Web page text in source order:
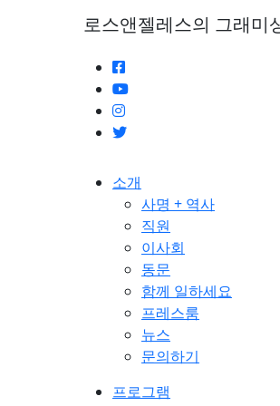
로스앤젤레스의 그래미
소개
사명 + 역사
직원
이사회
동문
함께 일하세요
프레스룸
뉴스
문의하기
프로그램